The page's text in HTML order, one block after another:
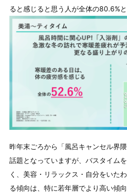
ると感じると思う人が全体の80.6%と
昨年末ごろから「風呂キャンセル界
話題となっていますが、バスタイム
く、美容・リラックス・自分をいた
る傾向は、特に若年層でより高い傾